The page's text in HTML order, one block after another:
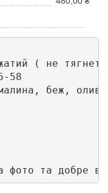
( не
58
беж,
фото та добре